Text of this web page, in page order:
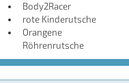
Body2Racer
rote Kinderutsche
Orangene
Röhrenrutsche